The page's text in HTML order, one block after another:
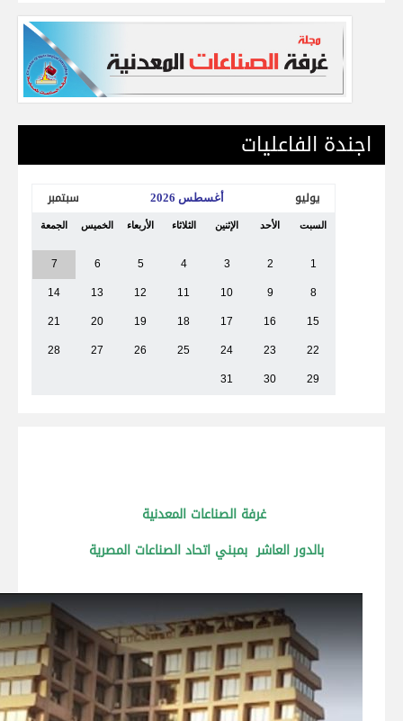
اجندة الفاعليات
يوليو أغسطس 2026 سبتمبر
السبت الأحد الإثنين الثلاثاء الأربعاء الخميس الجمعة
1
2
3
4
5
6
7
8
9
10
11
12
13
14
15
16
17
18
19
20
21
22
23
24
25
26
27
28
29
30
31
غرفة الصناعات المعدنية
بالدور العاشر بمبني اتحاد الصناعات المصرية